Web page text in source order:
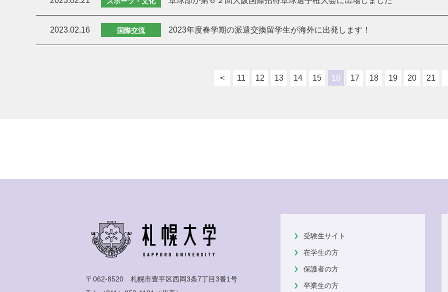
2023.02.16 国際交流 2023年度春学期の派遣交換留学生が海外に出発します！
< 11 12 13 14 15 16 17 18 19 20 21
〒062-8520 札幌市豊平区西岡3条7丁目3番1号
受験生サイト
在学生の方
保護者の方
卒業生の方